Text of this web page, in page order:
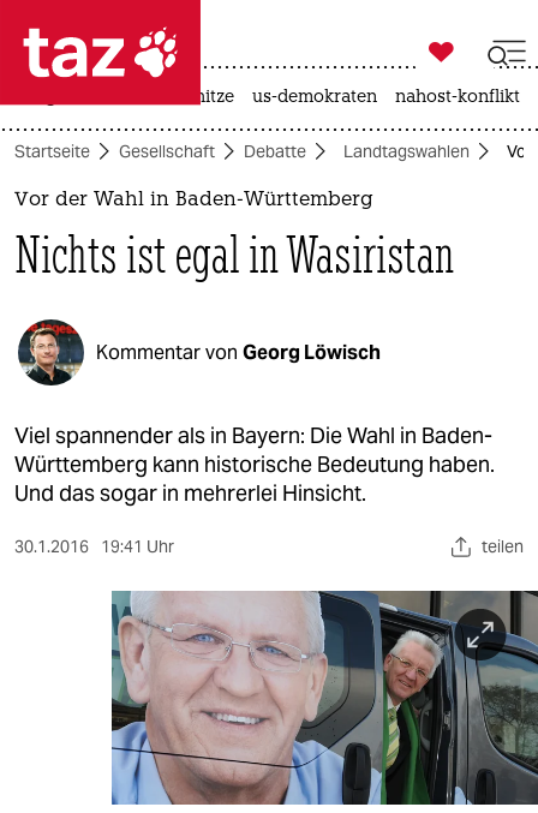
 taz zahl ich
taz zahl ich
politik
öko
gesellschaft
kultur
sport
berlin
wahrheit
veranstaltungen

taz zahl ich
hitze us-demokraten nahost-konflikt
Startseite Gesellschaft Debatte Landtagswahlen Vor
Vor der Wahl in Baden-Württemberg
Nichts ist egal in Wasiristan
Kommentar von Georg Löwisch
Viel spannender als in Bayern: Die Wahl in Baden-
Württemberg kann historische Bedeutung haben.
Und das sogar in mehrerlei Hinsicht.
30.1.2016 19:41 Uhr teilen